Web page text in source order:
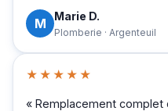
M Marie D.
Plomberie · Argenteuil
★★★★★
« Remplacement complet